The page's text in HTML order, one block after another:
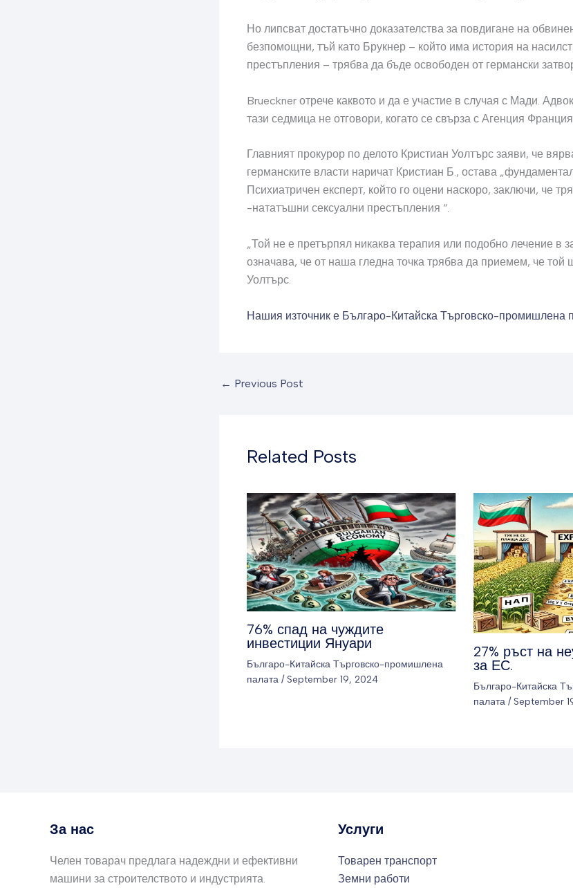
Но липсват достатъчно доказателства за повдигане на
безпомощни, тъй като Брукнер – който има история на
престъпления – трябва да бъде освободен от германски
Brueckner отрече каквото и да е участие в случая с Мади.
тази седмица не отговори, когато се свърза с Агенция
Главният прокурор по делото Кристиан Уолтърс заяви, че
германските власти наричат ​​Кристиан Б., остава
Психиатричен експерт, който го оцени наскоро, заключи, че
-нататъшни сексуални престъпления “.
„Той не е претърпял никаква терапия или подобно лечение в
означава, че от наша гледна точка трябва да приемем, че той
Уолтърс.
Нашия източник е Българо-Китайска Търговско-промишлена
← Previous Post
Related Posts
76% спад на чуждите
инвестиции Януари
Българо-Китайска Търговско-промишлена
палaта / September 19, 2024
27% ръст на
за ЕС.
Българо-Китайска
палaта/ September
За нас
Челен товарач предлага надеждни и ефективни
машини за строителството и индустрията.
Услуги
Товарен транспорт
Земни работи